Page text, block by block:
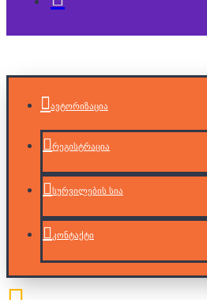
ავტორიზაცია
რეგისტრაცია
სურვილების სია
კონტაქტი